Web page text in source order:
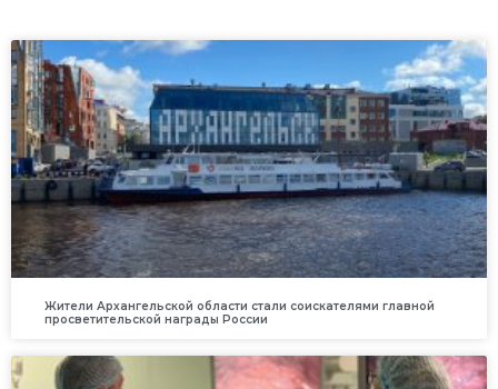
Жители Архангельской области стали соискателями главной
просветительской награды России